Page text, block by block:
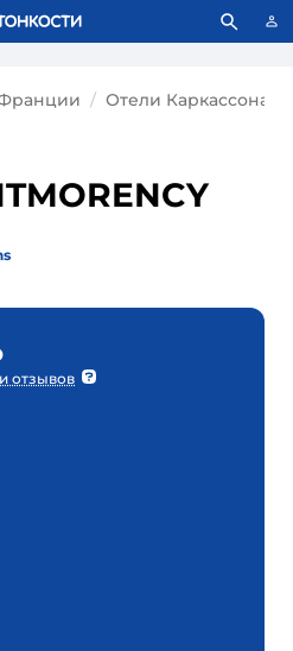
файлы. Что это значит?
Отели Каркассона
отзывов